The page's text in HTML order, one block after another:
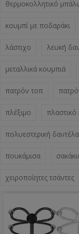
θερμοκολλητικό
κουμπί με ποδαράκι
λάστιχο λευκή
μεταλλικά κουμπιά
πατρόν τοπ
πλέξιμο πλαστικό
πολυεστερική δαντέλα
πουκάμισα
χειροποίητες τσάντες